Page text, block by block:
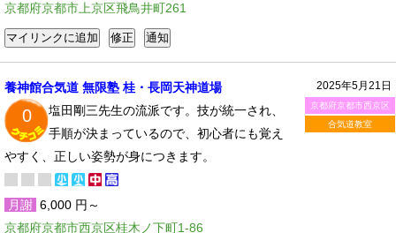
京都府京都市上京区飛鳥井町261
2025年5月21日
京都府京都市西京区
合気道教室
養神館合気道 無限塾 桂・長岡天神道場
0
塩田剛三先生の流派です。技が統一され、
手順が決まっているので、初心者にも覚え
やすく、正しい姿勢が身につきます。
月謝 6,000 円～
京都府京都市西京区桂木ノ下町1-86